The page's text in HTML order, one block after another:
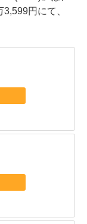
円にて、